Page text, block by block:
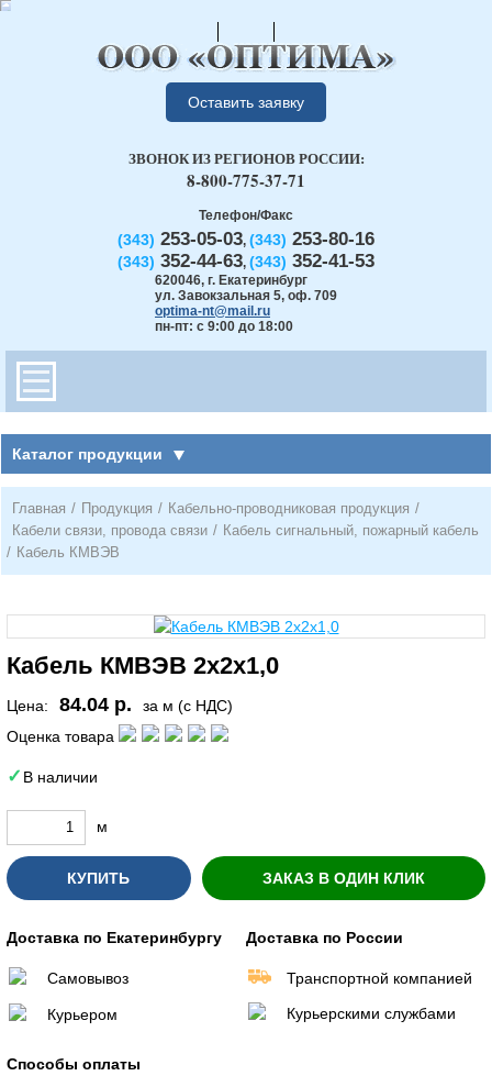
Оставить заявку
Телефон/Факс
(343) 253-05-03, (343) 253-80-16
(343) 352-44-63, (343) 352-41-53
620046, г. Екатеринбург
ул. Завокзальная 5, оф. 709
optima-nt@mail.ru
пн-пт: с 9:00 до 18:00
ЗВОНОК ИЗ РЕГИОНОВ РОССИИ:
8-800-775-37-71
Каталог продукции
Главная / Продукция / Кабельно-проводниковая продукция /
Кабели связи, провода связи / Кабель сигнальный, пожарный кабель
/ Кабель КМВЭВ
Кабель КМВЭВ 2х2х1,0
Цена: 84.04 р.
за м (с НДС)
Оценка товара
В наличии
м
КУПИТЬ ЗАКАЗ В ОДИН КЛИК
Доставка по Екатеринбургу
Самовывоз
Курьером
Доставка по России
Транспортной компанией
Курьерскими службами
Способы оплаты